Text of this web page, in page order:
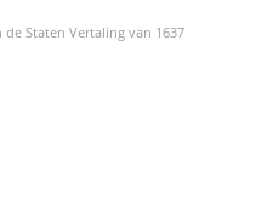
Staten Vertaling van 1637